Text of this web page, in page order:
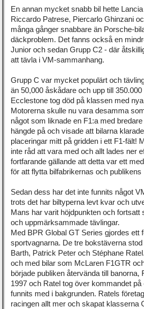
En annan mycket snabb bil hette
Riccardo Patrese, Piercarlo Ghinzani
många gånger snabbare än Porsche-
däckproblem. Det fanns också en
Junior och sedan Grupp C2 - där
att tävla i VM-sammanhang.
Grupp C var mycket populärt och
än 50,000 åskådare och upp till
Ecclestone tog död på klassen med
Motorerna skulle nu vara desamma
något som liknade en F1:a med
hängde på och visade att bilarna
placeringar mitt på gridden i ett F1-fält!
inte råd att vara med och allt lades ner
fortfarande gällande att detta var ett
för att flytta bilfabrikernas och
Sedan dess har det inte funnits något
trots det har biltyperna levt kvar och
Mans har varit höjdpunkten och
och uppmärksammade tävlingar.
Med BPR Global GT Series gjordes ett
sportvagnarna. De tre bokstäverna
Barth, Patrick Peter och Stéphane
och med bilar som McLaren F1GTR
började publiken återvända till
1997 och Ratel tog över kommandet
funnits med i bakgrunden. Ratels
racingen allt mer och skapat klasserna